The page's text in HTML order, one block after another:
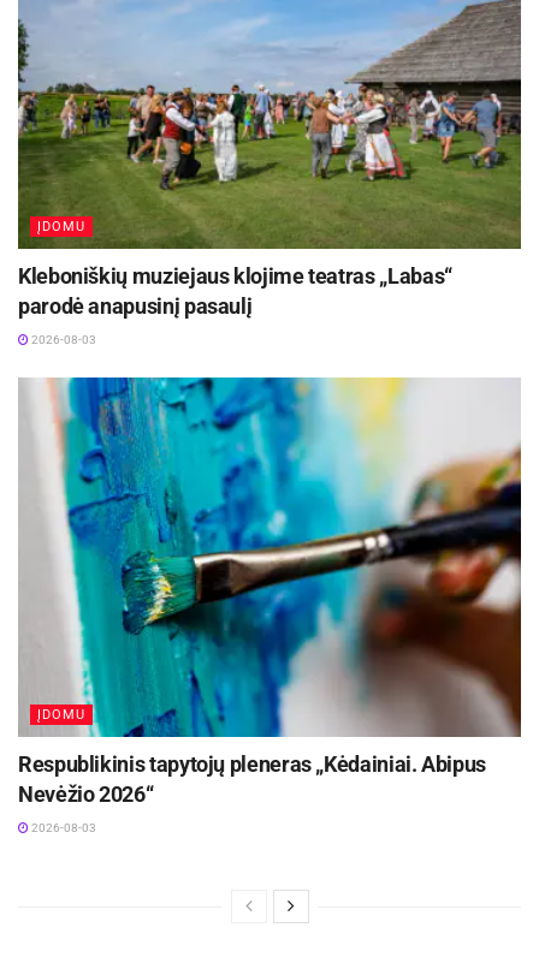
ĮDOMU
Kleboniškių muziejaus klojime teatras „Labas“
parodė anapusinį pasaulį
2026-08-03
ĮDOMU
Respublikinis tapytojų pleneras „Kėdainiai. Abipus
Nevėžio 2026“
2026-08-03